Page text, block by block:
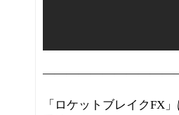
「ロケットブレイクFX